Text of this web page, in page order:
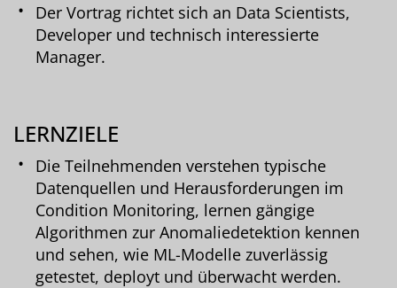
Der Vortrag richtet sich an Data Scientists,
Developer und technisch interessierte
Manager.
LERNZIELE
Die Teilnehmenden verstehen typische
Datenquellen und Herausforderungen im
Condition Monitoring, lernen gängige
Algorithmen zur Anomaliedetektion kennen
und sehen, wie ML-Modelle zuverlässig
getestet, deployt und überwacht werden.